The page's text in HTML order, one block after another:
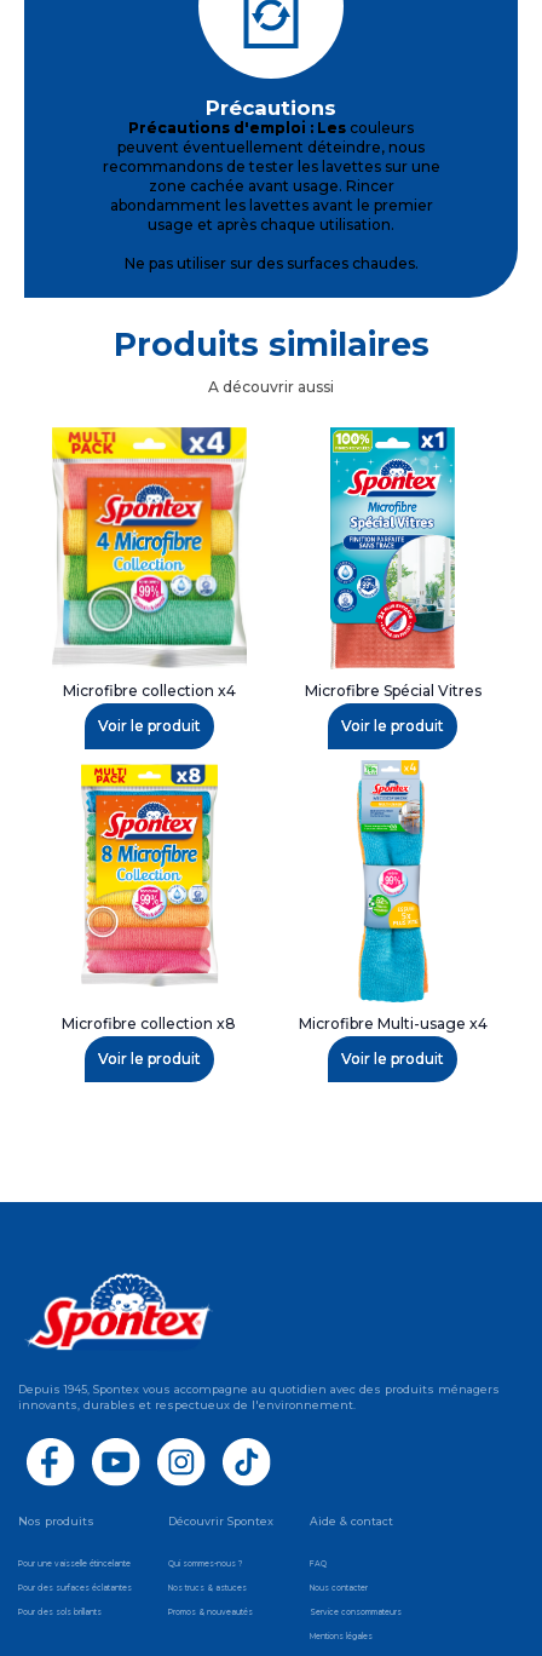
Précautions
Précautions d'emploi : Les couleurs
peuvent éventuellement déteindre, nous
recommandons de tester les lavettes sur une
zone cachée avant usage. Rincer
abondamment les lavettes avant le premier
usage et après chaque utilisation.
Ne pas utiliser sur des surfaces chaudes.
Produits similaires
A découvrir aussi
Microfibre collection x4
Voir le produit
Microfibre Spécial Vitres
Voir le produit
Microfibre collection x8
Voir le produit
Microfibre Multi-usage x4
Voir le produit
Depuis 1945, Spontex vous accompagne au quotidien avec des produits ménagers
innovants, durables et respectueux de l'environnement.
Nos produits
Pour une vaisselle étincelante
Pour des surfaces éclatantes
Pour des sols brillants
Découvrir Spontex
Qui sommes-nous ?
Nos trucs & astuces
Promos & nouveautés
Aide & contact
FAQ
Nous contacter
Service consommateurs
Mentions légales